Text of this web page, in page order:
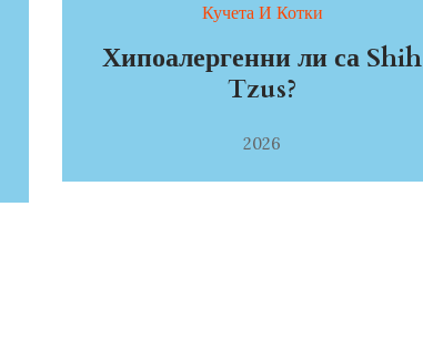
Кучета И Котки
Хипоалергенни ли са Shih
Tzus?
2026